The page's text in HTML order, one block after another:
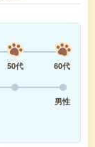
50代
60代
男性